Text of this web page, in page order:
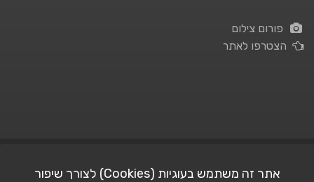
פורום צילום
הצטרפו לאתר
אתר זה משתמש בעוגיות (Cookies) לצורך שיפור